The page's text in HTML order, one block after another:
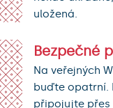
uložená.
Bezpečné
Na veřejných
buďte opatrní.
připojujte přes